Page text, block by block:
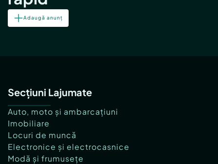
Adaugă anunț
Secțiuni Lajumate
Auto, moto și ambarcațiuni
Imobiliare
Locuri de muncă
Electronice și electrocasnice
Modă și frumusețe